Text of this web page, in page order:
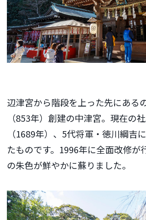
辺津宮から階段を上った先にある
（853年）創建の中津宮。現在の
（1689年）、5代将軍・徳川綱吉
たものです。1996年に全面改修が
の朱色が鮮やかに蘇りました。